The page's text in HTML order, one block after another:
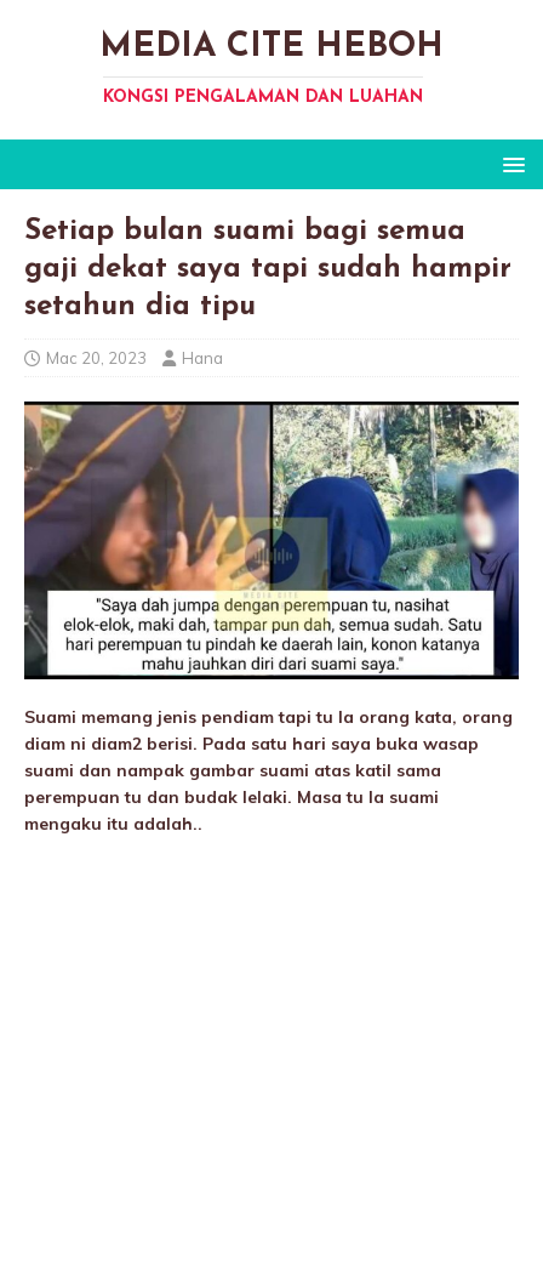
MEDIA CITE HEBOH
KONGSI PENGALAMAN DAN LUAHAN
Setiap bulan suami bagi semua
gaji dekat saya tapi sudah hampir
setahun dia tipu
Mac 20, 2023 Hana
Suami memang jenis pendiam tapi tu la orang kata, orang
diam ni diam2 berisi. Pada satu hari saya buka wasap
suami dan nampak gambar suami atas katil sama
perempuan tu dan budak lelaki. Masa tu la suami
mengaku itu adalah..